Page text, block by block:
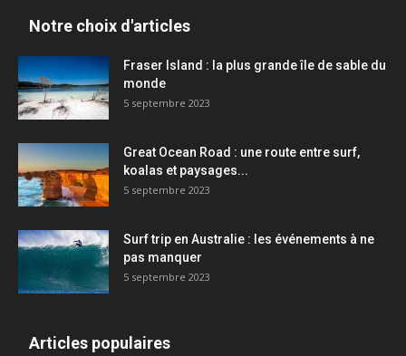
Notre choix d'articles
Fraser Island : la plus grande île de sable du
monde
5 septembre 2023
Great Ocean Road : une route entre surf,
koalas et paysages...
5 septembre 2023
Surf trip en Australie : les événements à ne
pas manquer
5 septembre 2023
Articles populaires